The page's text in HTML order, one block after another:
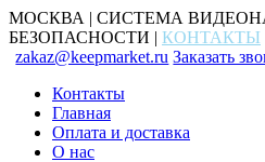
МОСКВА | СИСТЕМА
БЕЗОПАСНОСТИ | КОНТАКТЫ
zakaz@keepmarket.ru Заказать
Контакты
Главная
Оплата и доставка
О нас